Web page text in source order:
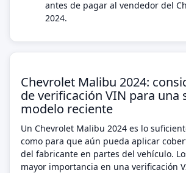
antes de pagar al vendedor del
2024.
Chevrolet Malibu 2024:
de verificación VIN para una
modelo reciente
Un Chevrolet Malibu 2024 es lo
como para que aún pueda aplicar
del fabricante en partes del vehículo.
mayor importancia en una verificación